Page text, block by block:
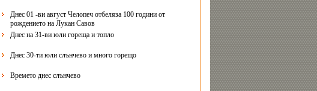
Днес 01 -ви август Челопеч отбеляза 100 години от
рождението на Лукан Савов
Днес на 31-ви юли гореща и топло
Днес 30-ти юли слънчево и много горещо
Времето днес слънчево